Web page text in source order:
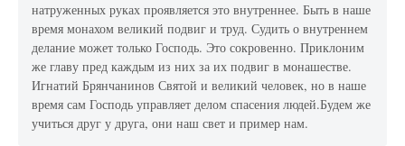
натруженных руках проявляется это внутреннее. Быть в наше
время монахом великий подвиг и труд. Судить о внутреннем
делание может только Господь. Это сокровенно. Приклоним
же главу пред каждым из них за их подвиг в монашестве.
Игнатий Брянчанинов Святой и великий человек, но в наше
время сам Господь управляет делом спасения людей.Будем же
учиться друг у друга, они наш свет и пример нам.